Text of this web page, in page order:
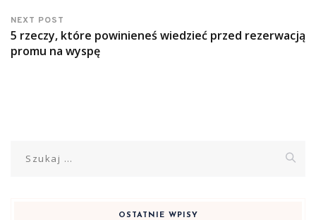
NEXT POST
5 rzeczy, które powinieneś wiedzieć przed rezerwacją
promu na wyspę
OSTATNIE WPISY